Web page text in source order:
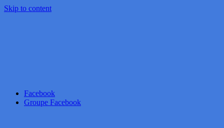
Skip to content
Facebook
Groupe Facebook